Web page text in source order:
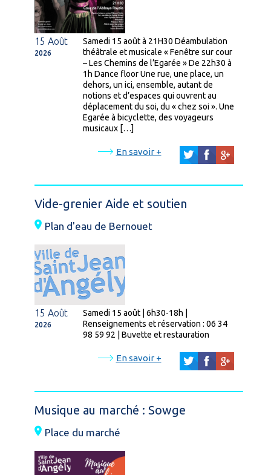
15 Août
2026
Samedi 15 août à 21H30 Déambulation
théâtrale et musicale « Fenêtre sur cour
– Les Chemins de l’Egarée » De 22h30 à
1h Dance floor Une rue, une place, un
dehors, un ici, ensemble, autant de
notions et d’espaces qui ouvrent au
déplacement du soi, du « chez soi ». Une
Egarée à bicyclette, des voyageurs
musicaux […]
En savoir +
Vide-grenier Aide et soutien
Plan d'eau de Bernouet
15 Août
2026
Samedi 15 août | 6h30-18h |
Renseignements et réservation : 06 34
98 59 92 | Buvette et restauration
En savoir +
Musique au marché : Sowge
Place du marché